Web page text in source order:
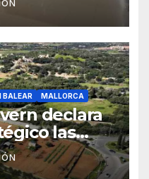
BALEAR MALLORCA
declara
las
al nuevo